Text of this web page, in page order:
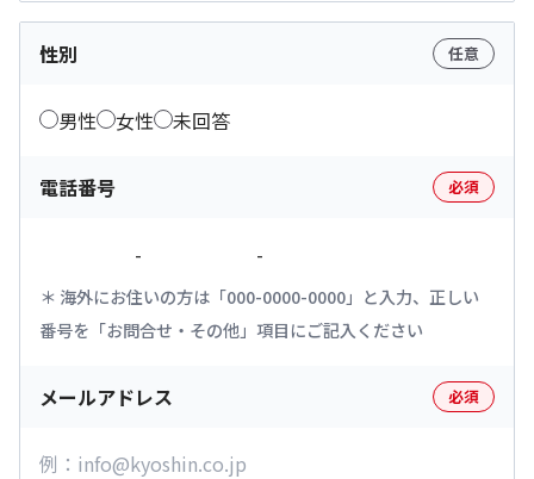
性別 任意
男性 女性 未回答
電話番号 必須
- -
海外にお住いの方は「000-0000-0000」と入力、正しい
番号を「お問合せ・その他」項目にご記入ください
メールアドレス 必須